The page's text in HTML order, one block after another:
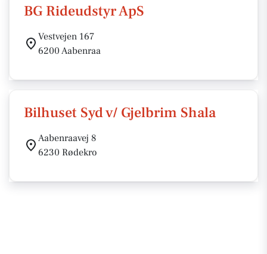
BG Rideudstyr ApS
Vestvejen 167
6200 Aabenraa
Bilhuset Syd v/ Gjelbrim Shala
Aabenraavej 8
6230 Rødekro